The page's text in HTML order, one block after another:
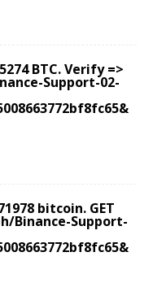
BTC. Verify =>
Support-02-
bitcoin. GET
Binance-Support-